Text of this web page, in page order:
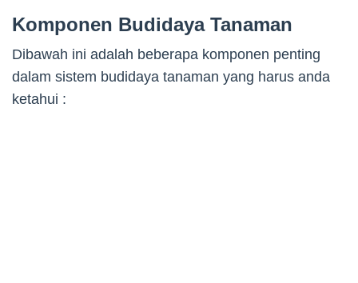
Komponen Budidaya Tanaman
Dibawah ini adalah beberapa komponen penting
dalam sistem budidaya tanaman yang harus anda
ketahui :